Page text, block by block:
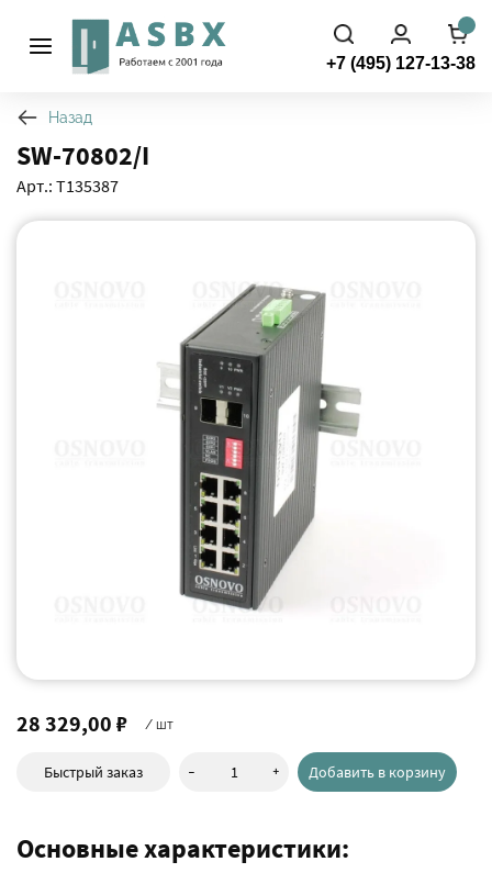
+7 (495) 127-13-38
Назад
SW-70802/⁠I
Арт.: Т135387
28 329,00 ₽ / шт
Быстрый заказ - + Добавить в корзину
Основные характеристики: